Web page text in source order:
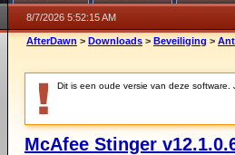
8/7/2026 5:52:15 AM
AfterDawn > Downloads > Beveiliging >
Dit is een oude versie van deze software.
McAfee Stinger